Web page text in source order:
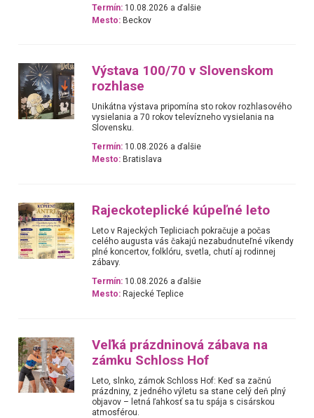
Termín: 10.08.2026 a ďalšie
Mesto: Beckov
Výstava 100/70 v Slovenskom
rozhlase
Unikátna výstava pripomína sto rokov rozhlasového
vysielania a 70 rokov televízneho vysielania na
Slovensku.
Termín: 10.08.2026 a ďalšie
Mesto: Bratislava
Rajeckoteplické kúpeľné leto
Leto v Rajeckých Tepliciach pokračuje a počas
celého augusta vás čakajú nezabudnuteľné víkendy
plné koncertov, folklóru, svetla, chutí aj rodinnej
zábavy.
Termín: 10.08.2026 a ďalšie
Mesto: Rajecké Teplice
Veľká prázdninová zábava na
zámku Schloss Hof
Leto, slnko, zámok Schloss Hof: Keď sa začnú
prázdniny, z jedného výletu sa stane celý deň plný
objavov – letná ľahkosť sa tu spája s cisárskou
atmosférou.